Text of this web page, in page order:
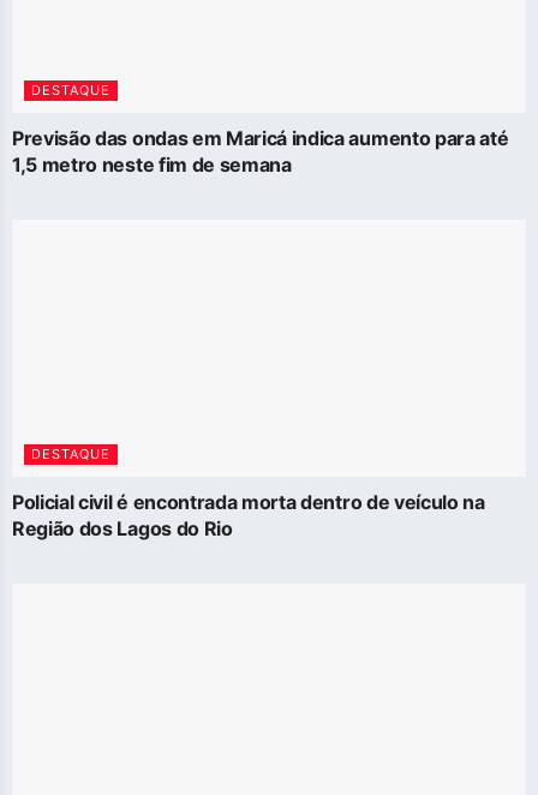
DESTAQUE
Previsão das ondas em Maricá indica aumento para até
1,5 metro neste fim de semana
DESTAQUE
Policial civil é encontrada morta dentro de veículo na
Região dos Lagos do Rio